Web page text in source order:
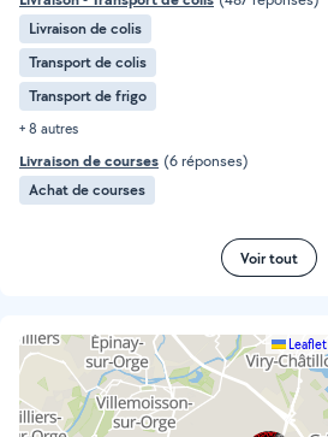
Livraison de colis
Transport de colis
Transport de frigo
+ 8 autres
Livraison de courses (6 réponses)
Achat de courses
Voir tout
Leaflet